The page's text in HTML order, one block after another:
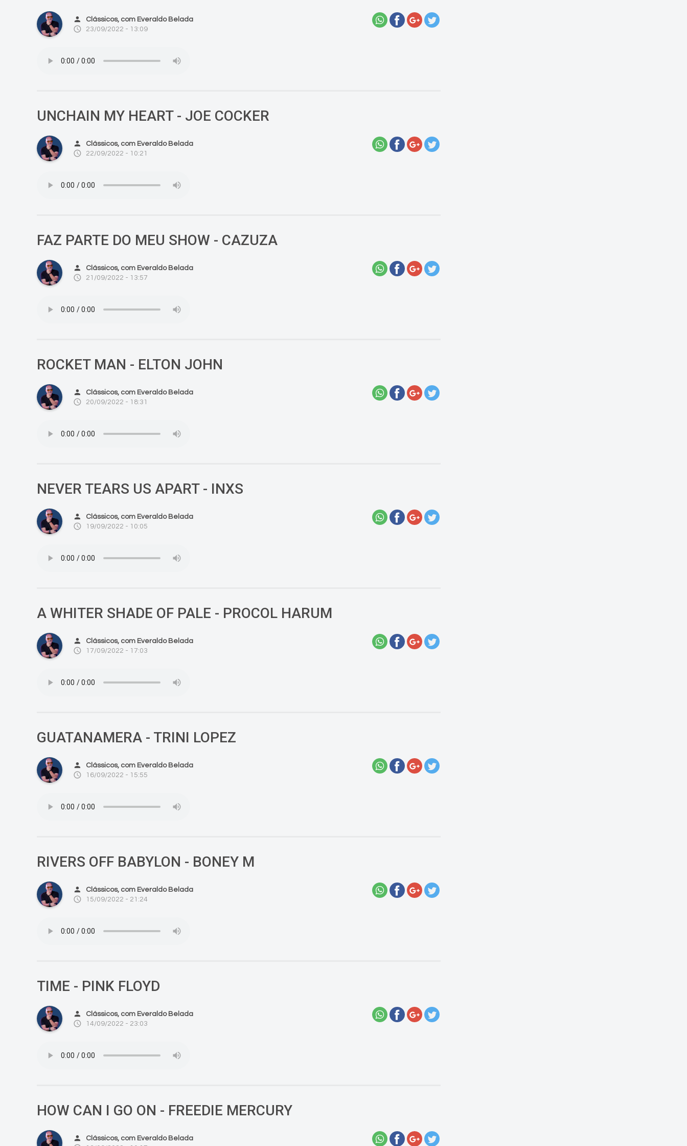
person Clássicos, com Everaldo Belada
access_time 23/09/2022 - 13:09
UNCHAIN MY HEART - JOE COCKER
person Clássicos, com Everaldo Belada
access_time 22/09/2022 - 10:21
FAZ PARTE DO MEU SHOW - CAZUZA
person Clássicos, com Everaldo Belada
access_time 21/09/2022 - 13:57
ROCKET MAN - ELTON JOHN
person Clássicos, com Everaldo Belada
access_time 20/09/2022 - 18:31
NEVER TEARS US APART - INXS
person Clássicos, com Everaldo Belada
access_time 19/09/2022 - 10:05
A WHITER SHADE OF PALE - PROCOL HARUM
person Clássicos, com Everaldo Belada
access_time 17/09/2022 - 17:03
GUATANAMERA - TRINI LOPEZ
person Clássicos, com Everaldo Belada
access_time 16/09/2022 - 15:55
RIVERS OFF BABYLON - BONEY M
person Clássicos, com Everaldo Belada
access_time 15/09/2022 - 21:24
TIME - PINK FLOYD
person Clássicos, com Everaldo Belada
access_time 14/09/2022 - 23:03
HOW CAN I GO ON - FREEDIE MERCURY
person Clássicos, com Everaldo Belada